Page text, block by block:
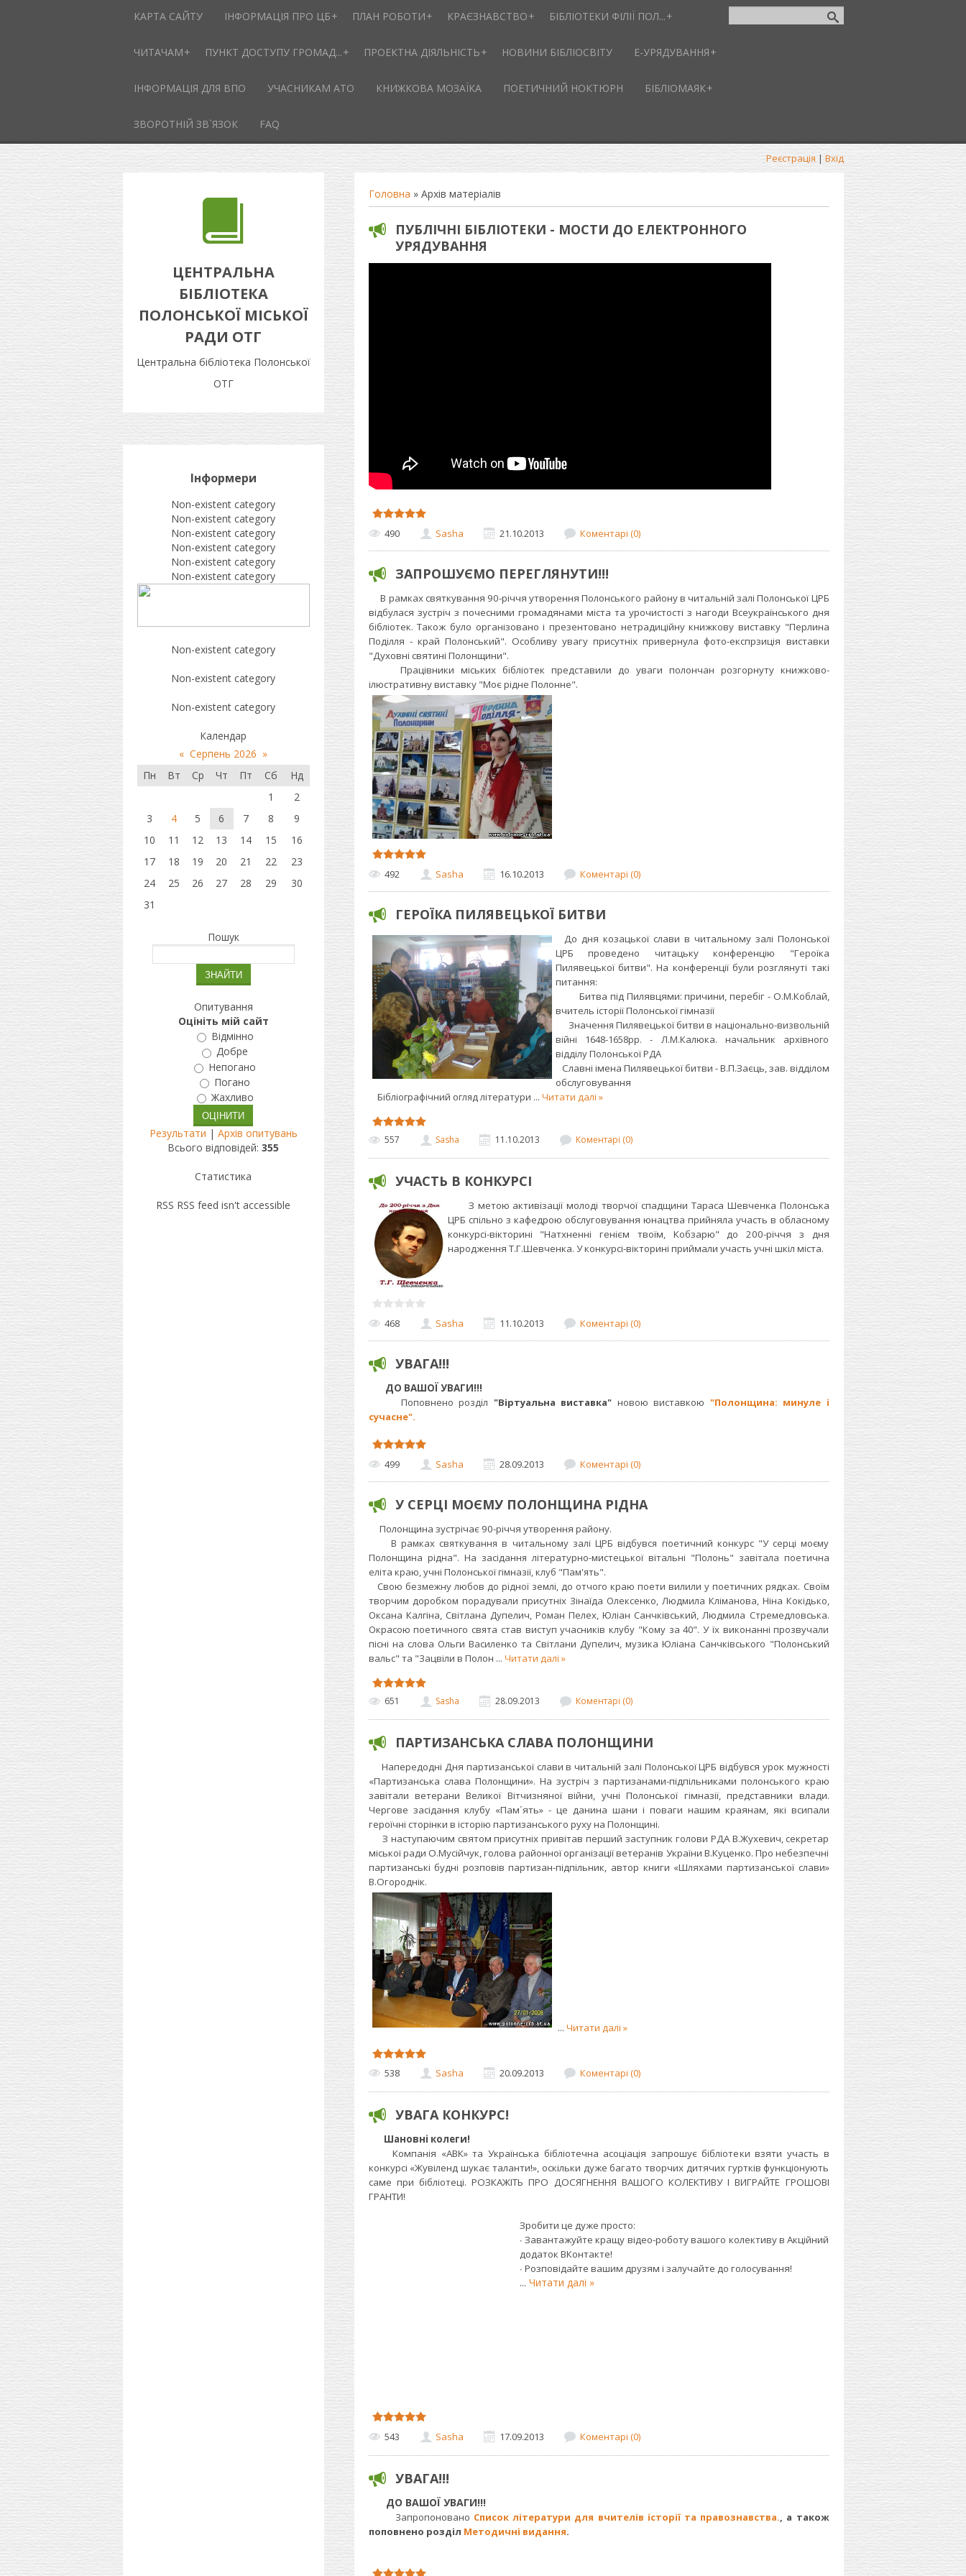
КАРТА САЙТУ ІНФОРМАЦІЯ ПРО ЦБ ПЛАН РОБОТИ КРАЄЗНАВСТВО БІБЛІОТЕКИ ФІЛІЇ ПОЛ...
ЧИТАЧАМ ПУНКТ ДОСТУПУ ГРОМАД... ПРОЕКТНА ДІЯЛЬНІСТЬ НОВИНИ БІБЛІОСВІТУ Е-УРЯДУВАННЯ
ІНФОРМАЦІЯ ДЛЯ ВПО УЧАСНИКАМ АТО КНИЖКОВА МОЗАЇКА ПОЕТИЧНИЙ НОКТЮРН БІБЛІОМАЯК
ЗВОРОТНІЙ ЗВ`ЯЗОК FAQ
Реєстрація | Вхід
ЦЕНТРАЛЬНА
БІБЛІОТЕКА
ПОЛОНСЬКОЇ МІСЬКОЇ
РАДИ ОТГ
Центральна бібліотека Полонської
ОТГ
Головна » Архів матеріалів
ПУБЛІЧНІ БІБЛІОТЕКИ - МОСТИ ДО ЕЛЕКТРОННОГО
УРЯДУВАННЯ
490 Sasha 21.10.2013 Коментарі (0)
ЗАПРОШУЄМО ПЕРЕГЛЯНУТИ!!!
В рамках святкування 90-річчя утворення Полонського району в читальній залі Полонської ЦРБ
відбулася зустріч з почесними громадянами міста та урочистості з нагоди Всеукраїнського дня
бібліотек. Також було організовано і презентовано нетрадиційну книжкову виставку "Перлина
Поділля - край Полонський". Особливу увагу присутніх привернула фото-експрзиція виставки
"Духовні святині Полонщини".
Працівники міських бібліотек представили до уваги полончан розгорнуту книжково-
ілюстративну виставку "Моє рідне Полонне".
492 Sasha 16.10.2013 Коментарі (0)
ГЕРОЇКА ПИЛЯВЕЦЬКОЇ БИТВИ
До дня козацької слави в читальному залі Полонської
ЦРБ проведено читацьку конференцію "Героїка
Пилявецької битви". На конференції були розглянуті такі
питання:
Битва під Пилявцями: причини, перебіг - О.М.Коблай,
вчитель історії Полонської гімназії
Значення Пилявецької битви в національно-визвольній
війні 1648-1658рр. - Л.М.Калюка. начальник архівного
відділу Полонської РДА
Славні імена Пилявецької битви - В.П.Заєць, зав. відділом
обслуговування
Бібліографічний огляд літератури ... Читати далі »
557 Sasha 11.10.2013 Коментарі (0)
УЧАСТЬ В КОНКУРСІ
З метою активізації молоді творчої спадщини Тараса Шевченка Полонська
ЦРБ спільно з кафедрою обслуговування юнацтва прийняла участь в обласному
конкурсі-вікторині "Натхненні генієм твоїм, Кобзарю" до 200-річчя з дня
народження Т.Г.Шевченка. У конкурсі-вікторині приймали участь учні шкіл міста.
468 Sasha 11.10.2013 Коментарі (0)
УВАГА!!!
ДО ВАШОЇ УВАГИ!!!
Поповнено розділ "Віртуальна виставка" новою виставкою "Полонщина: минуле і
сучасне".
499 Sasha 28.09.2013 Коментарі (0)
У СЕРЦІ МОЄМУ ПОЛОНЩИНА РІДНА
Полонщина зустрічає 90-річчя утворення району.
В рамках святкування в читальному залі ЦРБ відбувся поетичний конкурс "У серці моєму
Полонщина рідна". На засідання літературно-мистецької вітальні "Полонь" завітала поетична
еліта краю, учні Полонської гімназії, клуб "Пам'ять".
Свою безмежну любов до рідної землі, до отчого краю поети вилили у поетичних рядках. Своїм
творчим доробком порадували присутніх Зінаїда Олексенко, Людмила Кліманова, Ніна Кокідько,
Оксана Калгіна, Світлана Дупелич, Роман Пелех, Юліан Санчківський, Людмила Стремедловська.
Окрасою поетичного свята став виступ учасників клубу "Кому за 40". У їх виконанні прозвучали
пісні на слова Ольги Василенко та Світлани Дупелич, музика Юліана Санчківського "Полонський
вальс" та "Зацвіли в Полон ... Читати далі »
651 Sasha 28.09.2013 Коментарі (0)
ПАРТИЗАНСЬКА СЛАВА ПОЛОНЩИНИ
Напередодні Дня партизанської слави в читальній залі Полонської ЦРБ відбувся урок мужності
«Партизанська слава Полонщини». На зустріч з партизанами-підпільниками полонського краю
завітали ветерани Великої Вітчизняної війни, учні Полонської гімназії, представники влади.
Чергове засідання клубу «Пам´ять» - це данина шани і поваги нашим краянам, які всипали
героїчні сторінки в історію партизанського руху на Полонщині.
З наступаючим святом присутніх привітав перший заступник голови РДА В.Жухевич, секретар
міської ради О.Мусійчук, голова районної організації ветеранів України В.Куценко. Про небезпечні
партизанські будні розповів партизан-підпільник, автор книги «Шляхами партизанської слави»
В.Огороднік.
... Читати далі »
538 Sasha 20.09.2013 Коментарі (0)
УВАГА КОНКУРС!
Шановні колеги!
Компанія «АВК» та Українська бібліотечна асоціація запрошує бібліотеки взяти участь в
конкурсі «Жувіленд шукає таланти!», оскільки дуже багато творчих дитячих гуртків функціонують
саме при бібліотеці. РОЗКАЖІТЬ ПРО ДОСЯГНЕННЯ ВАШОГО КОЛЕКТИВУ І ВИГРАЙТЕ ГРОШОВІ
ГРАНТИ!
Зробити це дуже просто:
∙ Завантажуйте кращу відео-роботу вашого колективу в Акційний
додаток ВКонтакте!
∙ Розповідайте вашим друзям і залучайте до голосування!
... Читати далі »
543 Sasha 17.09.2013 Коментарі (0)
УВАГА!!!
ДО ВАШОЇ УВАГИ!!!
Запропоновано Список літератури для вчителів історії та правознавства., а також
поповнено розділ Методичні видання.
Інформери
Non-existent category
Non-existent category
Non-existent category
Non-existent category
Non-existent category
Non-existent category
Non-existent category
Non-existent category
Non-existent category
Календар
« Серпень 2026 »
Пн
Вт Ср Чт Пт Сб
Нд
1
2
3
4 5 6 7 8
9
10
11 12 13 14 15
16
17
18 19 20 21 22
23
24
25 26 27 28 29
30
31
Пошук
Опитування
Оцініть мій сайт
Відмінно
Добре
Непогано
Погано
Жахливо
Результати | Архів опитувань
Всього відповідей: 355
Статистика
RSS RSS feed isn't accessible